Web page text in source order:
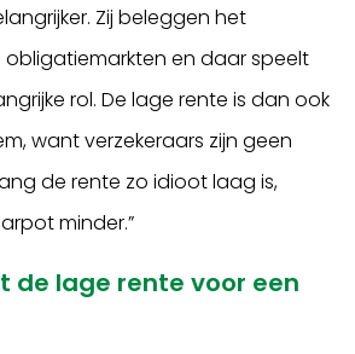
Zij beleggen het
en daar speelt
rol. De lage rente is dan ook
want verzekeraars zijn geen
de rente zo idioot laag is,
minder.”
de lage rente voor een